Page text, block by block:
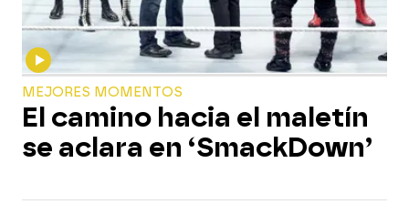
MEJORES MOMENTOS
El camino hacia el maletín
se aclara en ‘SmackDown’